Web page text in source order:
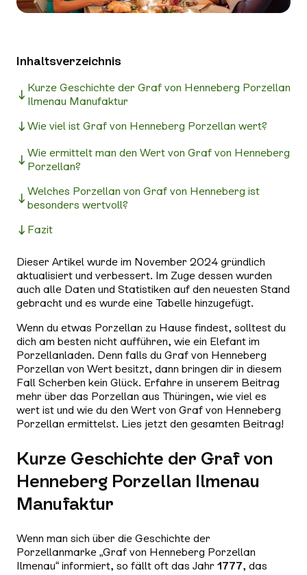
Inhaltsverzeichnis
Kurze Geschichte der Graf von Henneberg Porzellan
Ilmenau Manufaktur
Wie viel ist Graf von Henneberg Porzellan wert?
Wie ermittelt man den Wert von Graf von Henneberg
Porzellan?
Welches Porzellan von Graf von Henneberg ist
besonders wertvoll?
Fazit
Dieser Artikel wurde im November 2024 gründlich
aktualisiert und verbessert. Im Zuge dessen wurden
auch alle Daten und Statistiken auf den neuesten Stand
gebracht und es wurde eine Tabelle hinzugefügt.
Wenn du etwas Porzellan zu Hause findest, solltest du
dich am besten nicht aufführen, wie ein Elefant im
Porzellanladen. Denn falls du Graf von Henneberg
Porzellan von Wert besitzt, dann bringen dir in diesem
Fall Scherben kein Glück. Erfahre in unserem Beitrag
mehr über das Porzellan aus Thüringen, wie viel es
wert ist und wie du den Wert von Graf von Henneberg
Porzellan ermittelst. Lies jetzt den gesamten Beitrag!
Kurze Geschichte der Graf von
Henneberg Porzellan Ilmenau
Manufaktur
Wenn man sich über die Geschichte der
Porzellanmarke „Graf von Henneberg Porzellan
Ilmenau“ informiert, so fällt oft das Jahr 1777, das